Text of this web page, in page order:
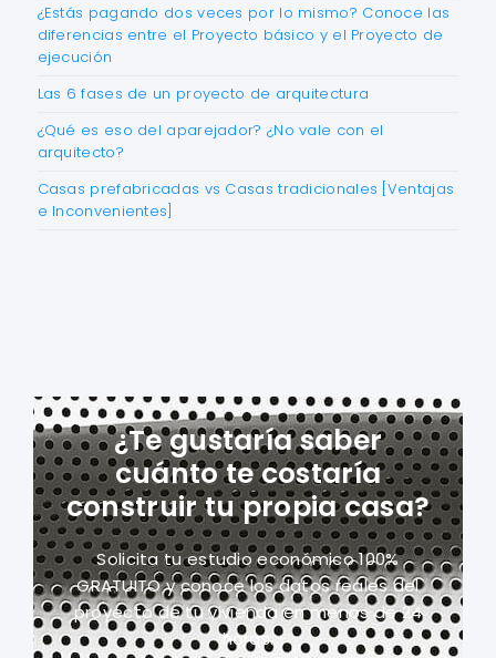
¿Estás pagando dos veces por lo mismo? Conoce las
diferencias entre el Proyecto básico y el Proyecto de
ejecución
Las 6 fases de un proyecto de arquitectura
¿Qué es eso del aparejador? ¿No vale con el
arquitecto?
Casas prefabricadas vs Casas tradicionales [Ventajas
e Inconvenientes]
¿Te gustaría saber
cuánto te costaría
construir tu propia casa?
Solicita tu estudio económico 100%
GRATUITO y conoce los datos reales del
proyectode tu vivienda en menos de 24
horas.